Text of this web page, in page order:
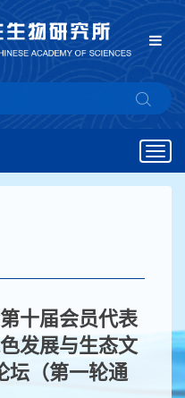
十届会员代表
发展与生态文
坛（第一轮通